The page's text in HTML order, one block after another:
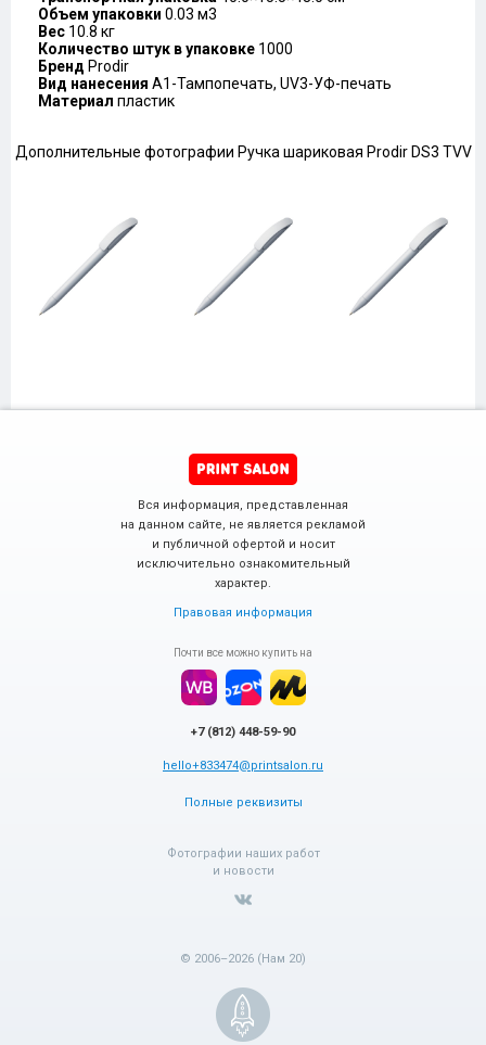
Объем упаковки 0.03 м3
Вес 10.8 кг
Количество штук в упаковке 1000
Бренд Prodir
Вид нанесения A1-Тампопечать, UV3-УФ-печать
Материал пластик
Дополнительные фотографии Ручка шариковая Prodir DS3 TVV
Вся информация, представленная
на данном сайте, не является рекламой
и публичной офертой и носит
исключительно ознакомительный
характер.
Правовая информация
Почти все можно купить на
+7 (812) 448-59-90
hello+833474@printsalon.ru
Полные реквизиты
Фотографии наших работ
и новости
© 2006–2026 (Нам 20)